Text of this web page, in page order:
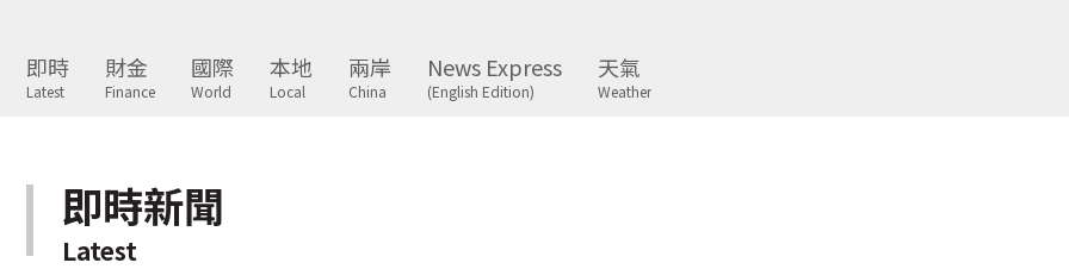
即時
Latest
財金
Finance
國際
World
本地
Local
兩岸
China
News Express
(English Edition)
天氣
Weather
即時新聞
Latest